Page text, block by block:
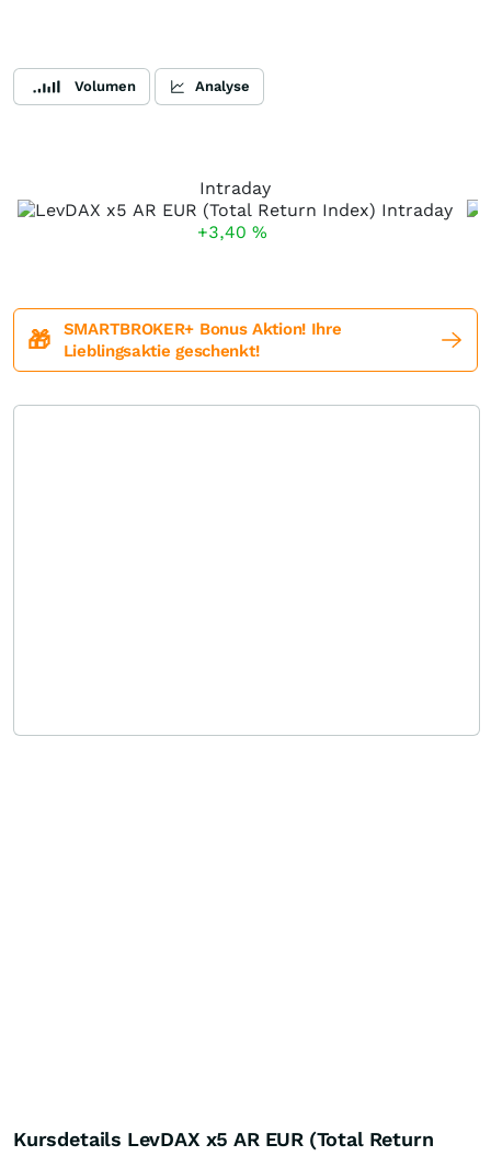
Volumen Analyse
Intraday
+3,40 %
🎁
SMARTBROKER+ Bonus Aktion! Ihre
Lieblingsaktie geschenkt!
Kursdetails LevDAX x5 AR EUR (Total Return